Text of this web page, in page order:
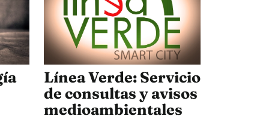
Línea Verde: Servicio
de consultas y avisos
medioambientales